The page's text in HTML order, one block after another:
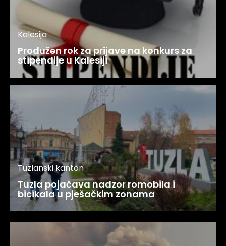
Kalesija
Produžen rok za prijave na konkurs za
stipendije u Kalesiji
Tuzlanski kanton
Tuzla pojačava nadzor romobila i
bicikala u pješačkim zonama